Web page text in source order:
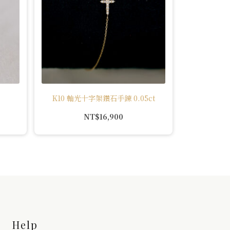
K10 軸光十字架鑽石手鍊 0.05ct
NT$16,900
Help